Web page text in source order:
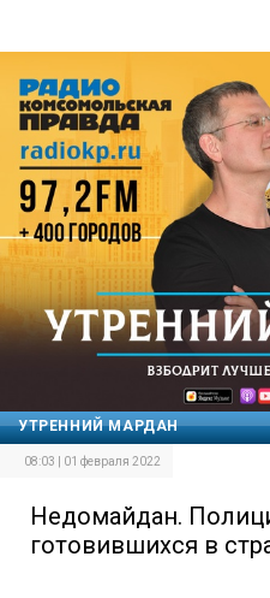
УТРЕННИЙ МАРДАН
08:03 | 01 февраля 2022
Недомайдан.
готовившихся в